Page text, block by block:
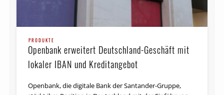
PRODUKTE
Openbank erweitert Deutschland-Geschäft mit
lokaler IBAN und Kreditangebot
Openbank, die digitale Bank der Santander-Gruppe,